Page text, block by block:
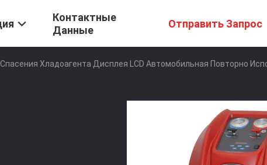
Контактные
Данные
Отправить Запрос
Хладоагента Дисплея LCD Автомобильная Повторно